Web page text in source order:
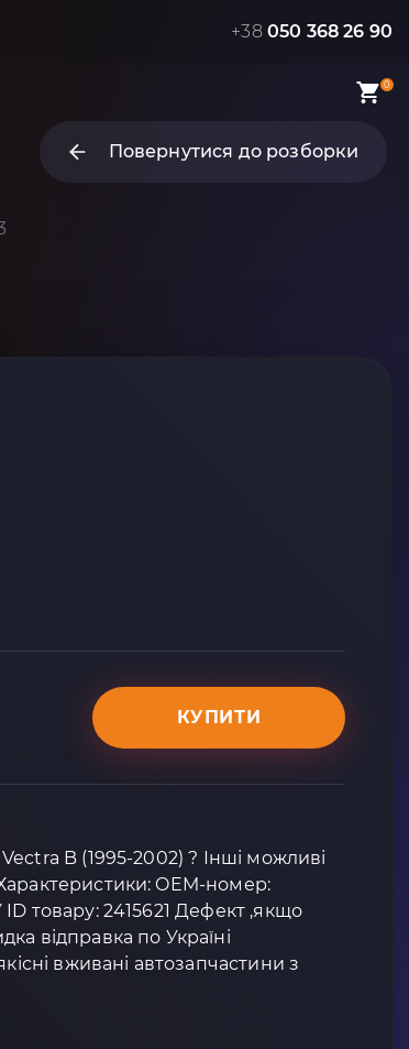
+38 050 368 26 90
0
Повернутися до розборки
КУПИТИ
B (1995-2002) ? Інші можливі
OEM-номер:
товару: 2415621 Дефект ,якщо
відправка по Україні
вживані автозапчастини з